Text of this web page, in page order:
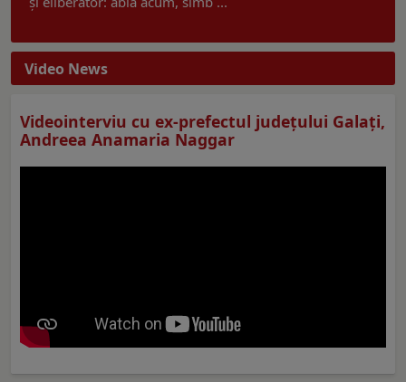
Video News
Videointerviu cu ex-prefectul judeţului Galaţi,
Andreea Anamaria Naggar